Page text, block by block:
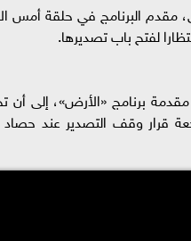
مقدم البرنامج في حلقة أمس
لفتح باب تصديرها.
برنامج «الأرض»، إلى أن
قرار وقف التصدير عند